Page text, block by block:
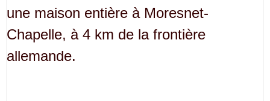
une maison entière à Moresnet-
Chapelle, à 4 km de la frontière
allemande.